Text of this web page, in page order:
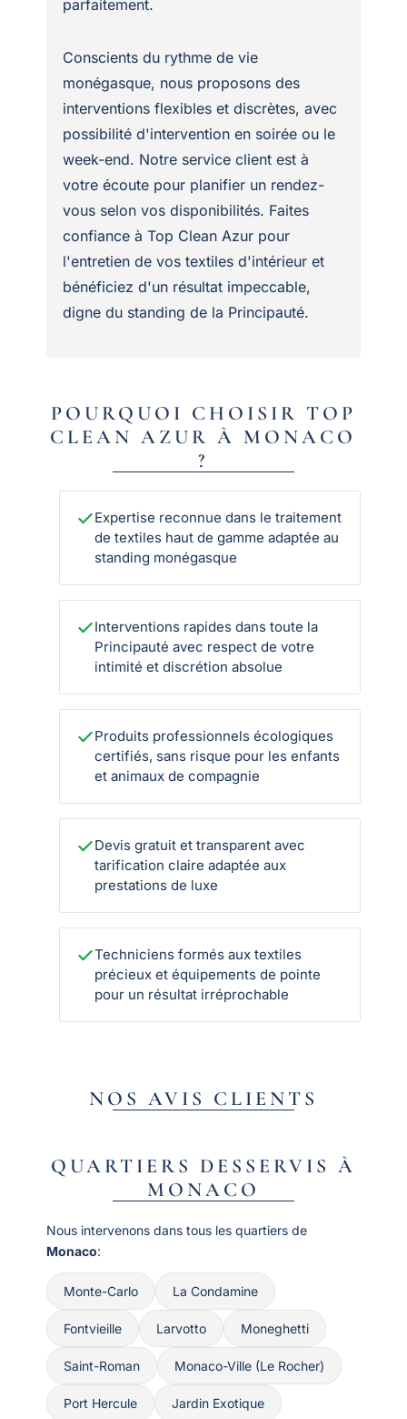
parfaitement.
Conscients du rythme de vie
monégasque, nous proposons des
interventions flexibles et discrètes, avec
possibilité d'intervention en soirée ou le
week-end. Notre service client est à
votre écoute pour planifier un rendez-
vous selon vos disponibilités. Faites
confiance à Top Clean Azur pour
l'entretien de vos textiles d'intérieur et
bénéficiez d'un résultat impeccable,
digne du standing de la Principauté.
POURQUOI CHOISIR TOP
CLEAN AZUR À MONACO
?
Expertise reconnue dans le traitement
de textiles haut de gamme adaptée au
standing monégasque
Interventions rapides dans toute la
Principauté avec respect de votre
intimité et discrétion absolue
Produits professionnels écologiques
certifiés, sans risque pour les enfants
et animaux de compagnie
Devis gratuit et transparent avec
tarification claire adaptée aux
prestations de luxe
Techniciens formés aux textiles
précieux et équipements de pointe
pour un résultat irréprochable
NOS AVIS CLIENTS
QUARTIERS DESSERVIS À
MONACO
Nous intervenons dans tous les quartiers de
Monaco:
Monte-Carlo La Condamine
Fontvieille Larvotto Moneghetti
Saint-Roman Monaco-Ville (Le Rocher)
Port Hercule Jardin Exotique